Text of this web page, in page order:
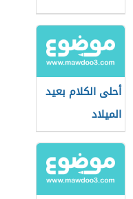
أحلى الكلام بعيد
الميلاد